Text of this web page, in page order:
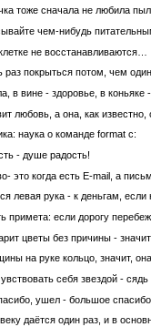
тоже сначала не любила
чем-нибудь
не восстанавливаются…
покрыться потом, чем
в вине - здоровье, в коньяке
любовь, а она, как известно,
наука о команде format c:
- душе радость!
это когда есть E-mail, а
левая рука - к деньгам,
примета: если дорогу
цветы без причины -
на руке кольцо, значит,
себя звездой - сядь
ушел - большое
даётся один раз, и в